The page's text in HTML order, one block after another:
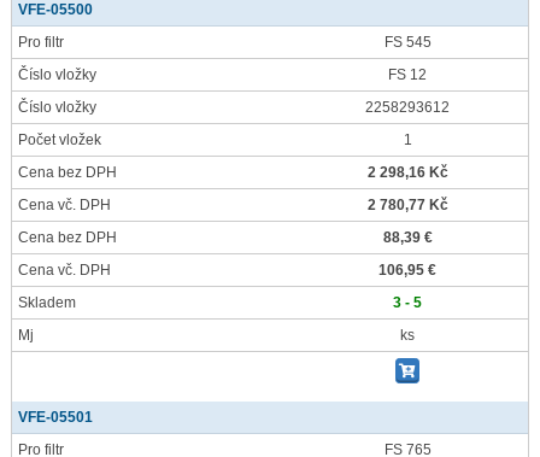
VFE-05500
Pro filtr
FS 545
Číslo vložky
FS 12
Číslo vložky
2258293612
Počet vložek
1
Cena bez DPH
2 298,16 Kč
Cena vč. DPH
2 780,77 Kč
Cena bez DPH
88,39 €
Cena vč. DPH
106,95 €
Skladem
3 - 5
Mj
ks
VFE-05501
Pro filtr
FS 765